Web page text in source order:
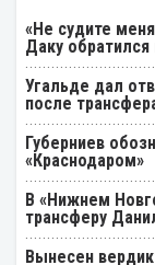
«Не судите
Даку
Угальде дал
после
Губерниев
«Краснодаром»
В «Нижнем
трансферу
Вынесен